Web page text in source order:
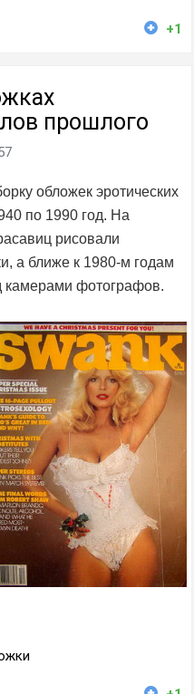
+1
прошлого
обложек эротических
по 1990 год. На
рисовали
а ближе к 1980-м годам
камерами фотографов.